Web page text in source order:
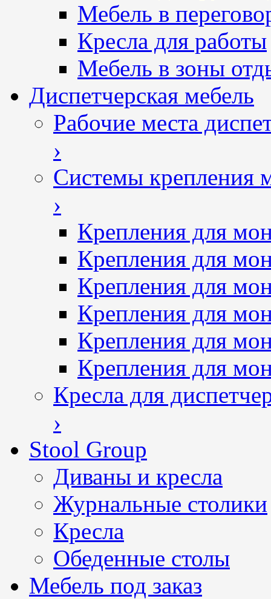
Мебель в
Кресла для работы
Мебель в зоны
Диспетчерская мебель
Рабочие места
›
Системы крепления
›
Крепления для
Крепления для
Крепления для
Крепления для
Крепления для
Крепления для
Кресла для
›
Stool Group
Диваны и кресла
Журнальные столики
Кресла
Обеденные столы
Мебель под заказ